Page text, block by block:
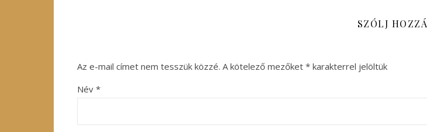
SZÓLJ HOZZÁ
Az e-mail címet nem tesszük közzé. A kötelező mezőket * karakterrel jelöltük
Név *